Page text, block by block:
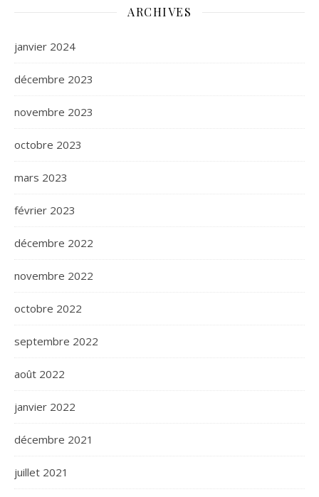
ARCHIVES
janvier 2024
décembre 2023
novembre 2023
octobre 2023
mars 2023
février 2023
décembre 2022
novembre 2022
octobre 2022
septembre 2022
août 2022
janvier 2022
décembre 2021
juillet 2021